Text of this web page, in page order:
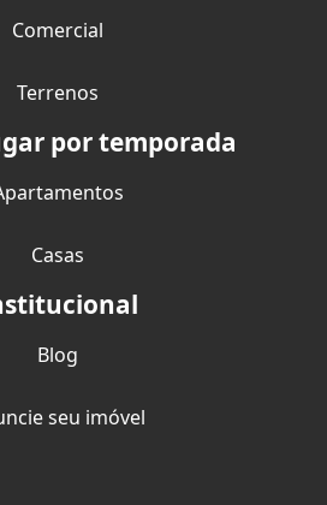
Comercial
Terrenos
por temporada
Casas
Blog
seu imóvel